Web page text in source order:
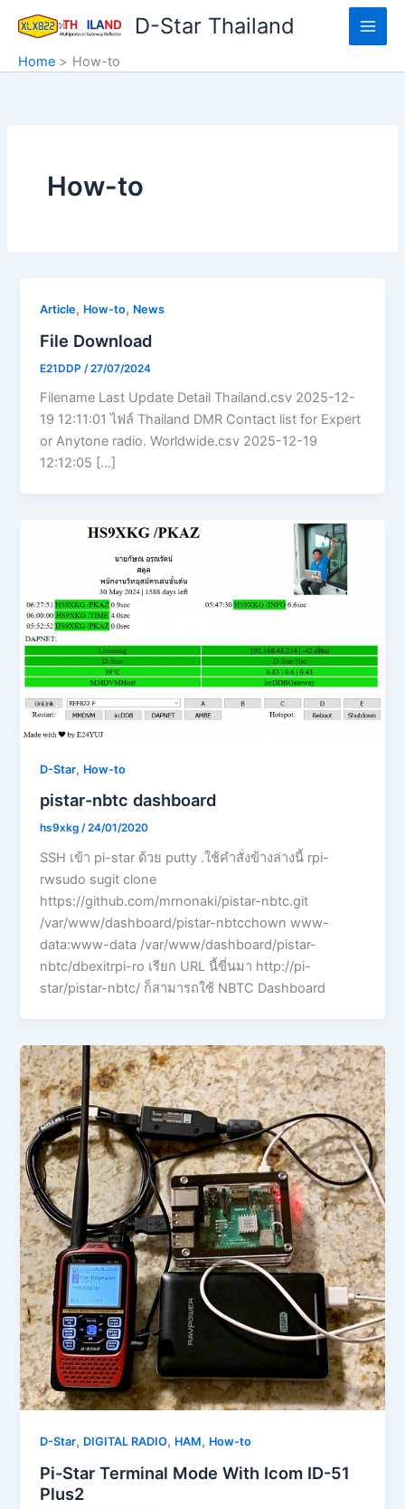
content
D-Star Thailand
Home How-to
How-to
Article, How-to, News
File Download
E21DDP /27/07/2024
Filename Last Update Detail Thailand.csv 2025-12-
19 12:11:01 ไฟล์ Thailand DMR Contact list for Expert
or Anytone radio. Worldwide.csv 2025-12-19
12:12:05 […]
D-Star, How-to
pistar-nbtc dashboard
hs9xkg/24/01/2020
SSH เข้า pi-star ด้วย putty .ใช้คำสั่งข้างล่างนี้ rpi-
rwsudo sugit clone
https://github.com/mrnonaki/pistar-nbtc.git
/var/www/dashboard/pistar-nbtcchown www-
data:www-data /var/www/dashboard/pistar-
nbtc/dbexitrpi-ro เรียก URL นี้ขี่นมา http://pi-
star/pistar-nbtc/ ก็สามารถใช้ NBTC Dashboard
D-Star, DIGITAL RADIO, HAM, How-to
Pi-Star Terminal Mode With Icom ID-51
Plus2